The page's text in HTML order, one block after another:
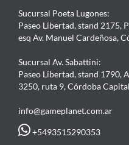
Sucursal Poeta Lugones:
Paseo Libertad, stand 2175,
esq Av. Manuel Cardeñosa,
Sucursal Av. Sabattini:
Paseo Libertad, stand 1790,
3250, ruta 9, Córdoba Capital
info@gameplanet.com.ar
+5493515290353